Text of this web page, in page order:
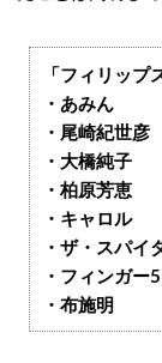
「フィリップ
・あみん
・尾崎紀世彦
・大橋純子
・柏原芳恵
・キャロル
・ザ・スパイ
・フィンガー5
・布施明